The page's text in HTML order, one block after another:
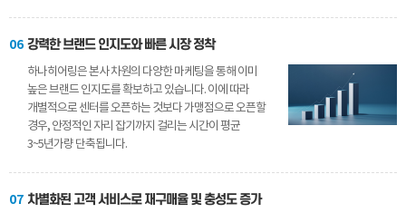
06 강력한 브랜드 인지도와 빠른 시장 정착
하나히어링은 본사 차원의 다양한 마케팅을 통해 이미
높은 브랜드 인지도를 확보하고 있습니다. 이에 따라
개별적으로 센터를 오픈하는 것보다 가맹점으로 오픈할
경우, 안정적인 자리 잡기까지 걸리는 시간이 평균
3~5년가량 단축됩니다.
07 차별화된 고객 서비스로 재구매율 및 충성도 증가